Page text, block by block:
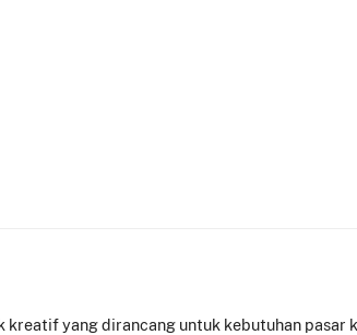
yang dirancang untuk kebutuhan pasar